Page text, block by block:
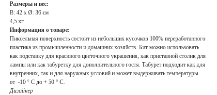
Размеры и вес:
В: 42 x Ø: 36 см
4,5 кг
Информация о товаре:
Пиксельная поверхность состоит из небольших кусочков 100% переработанного
пластика из промышленности и домашних хозяйств. Бит можно использовать
как подставку для красивого цветочного украшения, как приставной столик для
лампы или как табуретку для дополнительного гостя. Табурет подходит как для
внутренних, так и для наружных условий и может выдерживать температуры
от -10 ° C до + 50 ° C.
Дизайнер